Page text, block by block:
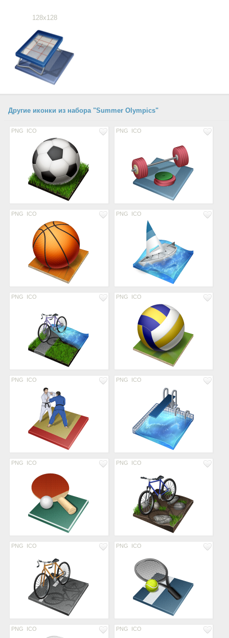
128x128
Другие иконки из набора "Summer Olympics"
PNG ICO PNG ICO
PNG ICO PNG ICO
PNG ICO PNG ICO
PNG ICO PNG ICO
PNG ICO PNG ICO
PNG ICO PNG ICO
PNG ICO PNG ICO